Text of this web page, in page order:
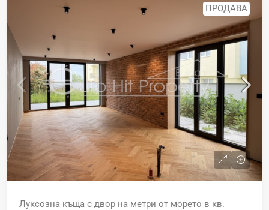
ПРОДАВА
Луксозна къща с двор на метри от морето в кв.